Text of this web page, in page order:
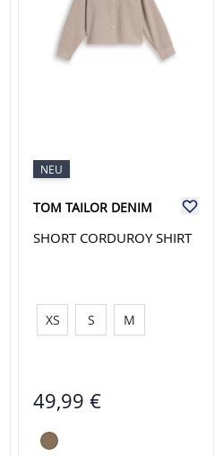
NEU
TOM TAILOR DENIM
SHORT CORDUROY SHIRT
XS S M
49,99 €